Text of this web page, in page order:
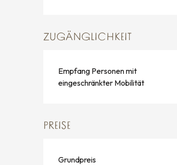
ZUGÄNGLICHKEIT
Empfang Personen mit
eingeschränkter Mobilität
PREISE
Grundpreis